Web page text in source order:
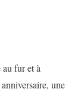
au fur et à
une